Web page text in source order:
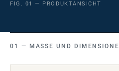
FIG. 01 — PRODUKTANSICHT
MASSE UND DIMENSIONEN